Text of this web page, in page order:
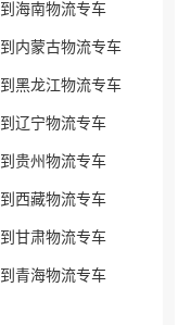
到海南物流专车
到内蒙古物流专车
到黑龙江物流专车
到辽宁物流专车
到贵州物流专车
到西藏物流专车
到甘肃物流专车
到青海物流专车